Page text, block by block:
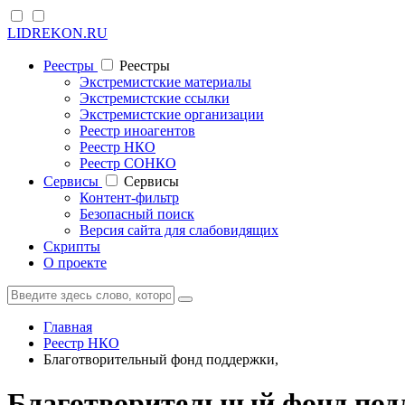
LIDREKON.RU
Реестры
Реестры
Экстремистские материалы
Экстремистские ссылки
Экстремистские организации
Реестр иноагентов
Реестр НКО
Реестр СОНКО
Cервисы
Cервисы
Контент-фильтр
Безопасный поиск
Версия сайта для слабовидящих
Скрипты
О проекте
Главная
Реестр НКО
Благотворительный фонд поддержки,